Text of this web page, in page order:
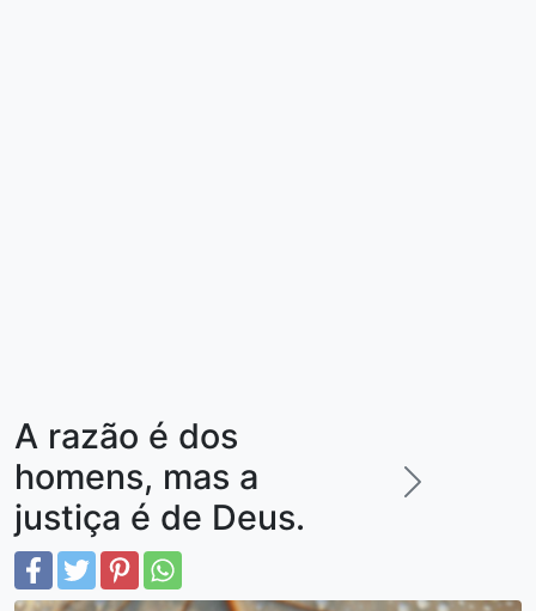
A razão é dos
homens, mas a
justiça é de Deus.